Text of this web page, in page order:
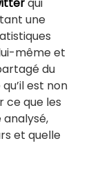
une
même et
du
est non
ce que les
et quelle